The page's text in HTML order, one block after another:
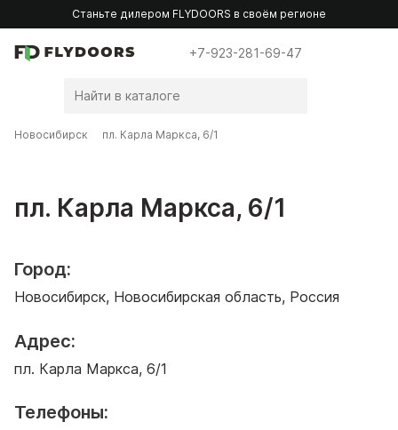
Станьте дилером FLYDOORS в своём регионе
+7-923-281-69-47
Новосибирск пл. Карла Маркса, 6/1
пл. Карла Маркса, 6/1
Город:
Новосибирск, Новосибирская область, Россия
Адрес:
пл. Карла Маркса, 6/1
Телефоны: